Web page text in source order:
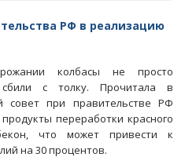
РФ в реализацию
колбасы не просто
с толку. Прочитала в
совет при правительстве РФ
переработки красного
что может привести к
на 30 процентов.